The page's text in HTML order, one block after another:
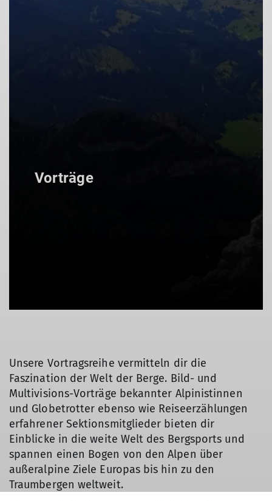
Vorträge
Unsere Vortragsreihe vermitteln dir die
Faszination der Welt der Berge. Bild- und
Multivisions-Vorträge bekannter Alpinistinnen
und Globetrotter ebenso wie Reiseerzählungen
erfahrener Sektionsmitglieder bieten dir
Einblicke in die weite Welt des Bergsports und
spannen einen Bogen von den Alpen über
außeralpine Ziele Europas bis hin zu den
Traumbergen weltweit.